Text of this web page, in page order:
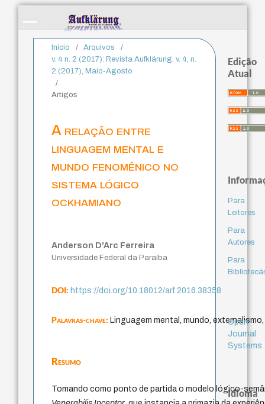
Início / Arquivos
/
v. 4 n. 2 (2017): Revista Aufklärung. v. 4, n.
2 (2017), Maio-Agosto
/
Artigos
A relação entre
linguagem mental e
mundo fenomênico no
sistema lógico
ockhamiano
Anderson D'Arc Ferreira
Universidade Federal da Paraíba
DOI:https://doi.org/10.18012/arf.2016.38358
Palavras-chave:Linguagem mental, mundo,
Resumo
Tomando como ponto de partida o modelo lógico-
Edição
Atual
Para
Leitores
Para
Autores
Para
Open
Journal
Systems
Idioma